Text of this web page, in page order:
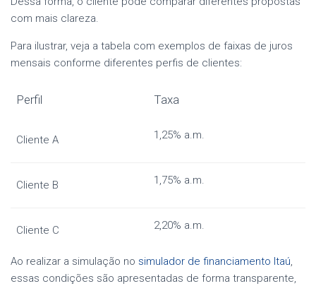
com mais clareza.
Para ilustrar, veja a tabela com exemplos de faixas de juros
mensais conforme diferentes perfis de clientes:
Perfil Taxa
Cliente A 1,25% a.m.
Cliente B 1,75% a.m.
Cliente C 2,20% a.m.
Ao realizar a simulação no simulador de financiamento Itaú,
essas condições são apresentadas de forma transparente,